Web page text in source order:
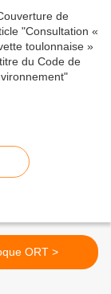
Colloque ORT >